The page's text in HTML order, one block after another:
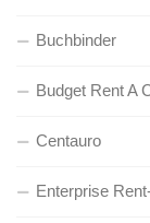
Buchbinder
Budget Rent A
Centauro
Enterprise